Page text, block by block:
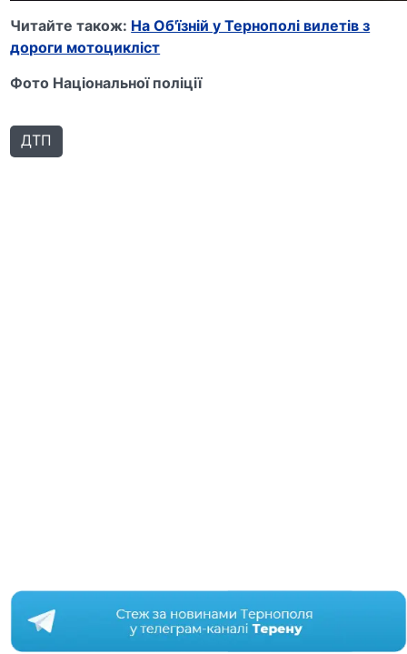
Читайте також: На Об'їзній у Тернополі вилетів з
дороги мотоцикліст
Фото Національної поліції
ДТП